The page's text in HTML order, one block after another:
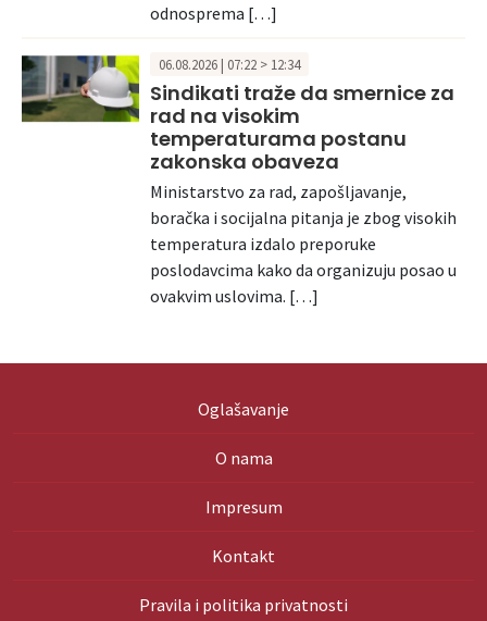
odnosprema […]
06.08.2026 | 07:22 > 12:34
Sindikati traže da smernice za
rad na visokim
temperaturama postanu
zakonska obaveza
Ministarstvo za rad, zapošljavanje,
boračka i socijalna pitanja je zbog visokih
temperatura izdalo preporuke
poslodavcima kako da organizuju posao u
ovakvim uslovima. […]
Oglašavanje
O nama
Impresum
Kontakt
Pravila i politika privatnosti